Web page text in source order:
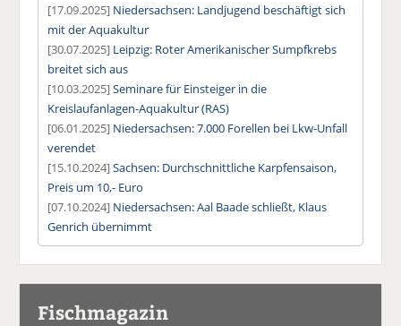
[17.09.2025] Niedersachsen: Landjugend beschäftigt sich
mit der Aquakultur
[30.07.2025] Leipzig: Roter Amerikanischer Sumpfkrebs
breitet sich aus
[10.03.2025]Seminare für Einsteiger in die
Kreislaufanlagen-Aquakultur (RAS)
[06.01.2025] Niedersachsen: 7.000 Forellen bei Lkw-Unfall
verendet
[15.10.2024]Sachsen: Durchschnittliche Karpfensaison,
Preis um 10,- Euro
[07.10.2024] Niedersachsen: Aal Baade schließt, Klaus
Genrich übernimmt
Fischmagazin